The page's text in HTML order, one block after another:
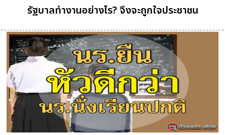
รัฐบาลทำงานอย่างไร? จึงจะถูกใจประชาชน